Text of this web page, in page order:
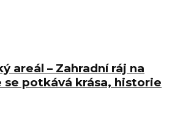
areál – Zahradní ráj na
se potkává krása, historie